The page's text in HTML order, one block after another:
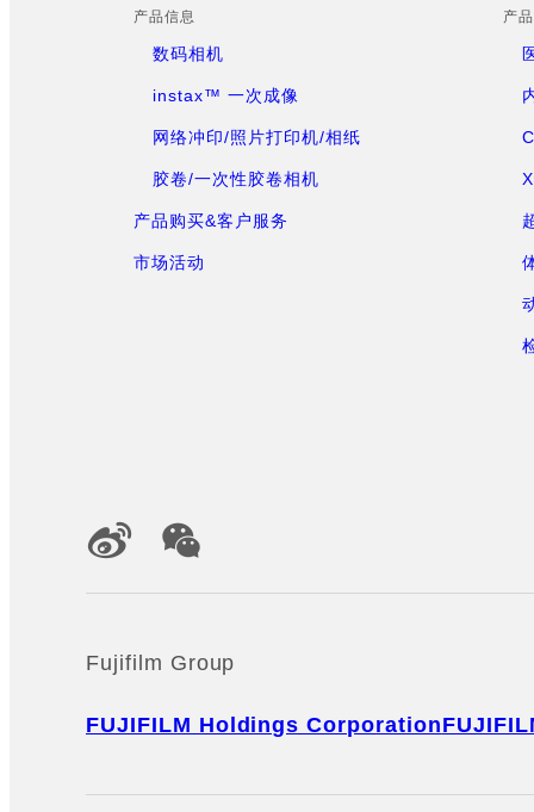
产品信息
数码相机
instax™ 一次成像
网络冲印/照片打印机/相纸
胶卷/一次性胶卷相机
产品购买&客户服务
市场活动
产
Official Social Media Accounts
Fujifilm Group
FUJIFILM Holdings Corporation